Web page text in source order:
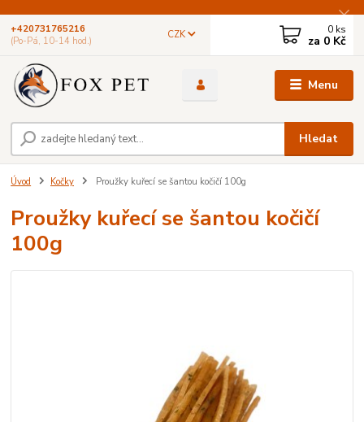
Menu
CZK
Hledat
+420731765216
(Po-Pá, 10-14 hod.)
0 ks
za 0 Kč
Úvod Kočky Proužky kuřecí se šantou kočičí 100g
Proužky kuřecí se šantou kočičí
100g